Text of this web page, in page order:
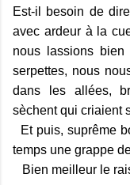
Est-il besoin de
avec ardeur à la
nous lassions
serpettes, nous
dans les allées,
sèchent qui criaient
Et puis, suprême
temps une grappe
Bien meilleur le